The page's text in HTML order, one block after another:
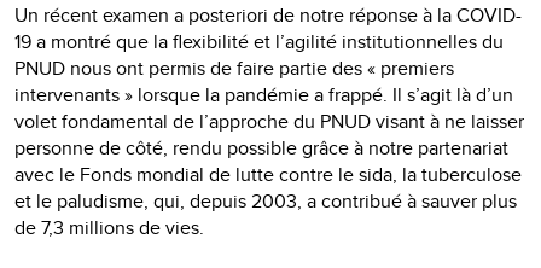
Un récent examen a posteriori de notre réponse à la COVID-
19 a montré que la flexibilité et l’agilité institutionnelles du
PNUD nous ont permis de faire partie des « premiers
intervenants » lorsque la pandémie a frappé. Il s’agit là d’un
volet fondamental de l’approche du PNUD visant à ne laisser
personne de côté, rendu possible grâce à notre partenariat
avec le Fonds mondial de lutte contre le sida, la tuberculose
et le paludisme, qui, depuis 2003, a contribué à sauver plus
de 7,3 millions de vies.